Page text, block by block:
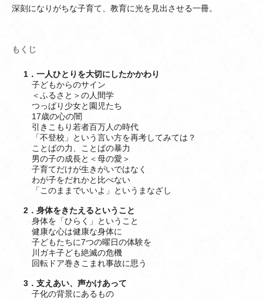
深刻になりがちな子育て、教育に光を見出させる一冊。
もくじ
1．一人ひとりを大切にしたかかわり
子どもからのサイン
＜ふるさと＞の人間学
つっぱり少女と園児たち
17歳の心の闇
引きこもり若者百万人の時代
「不登校」という言い方を再考してみては？
ことばの力、ことばの暴力
男の子の成長と＜母の愛＞
子育てだけが生きがいではなく
わが子をだれかと比べない
「このままでいいよ」というまなざし
2．身体をきたえるということ
身体を「ひらく」ということ
健康な心は健康な身体に
子どもたちに7つの曜日の体験を
川ガキ子ども絶滅の危機
回転ドア巻きこまれ事故に思う
3．支えあい、声かけあって
子化の背景にあるもの